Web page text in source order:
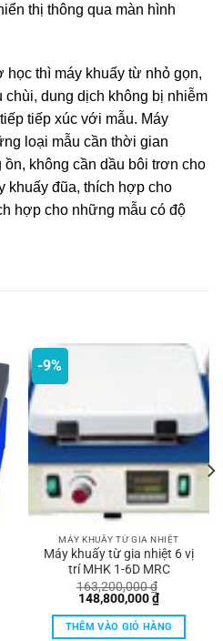
thị thông qua màn hình
thì máy khuấy từ nhỏ gọn,
chùi, dung dịch không bị nhiễm
tiếp xúc với mẫu. Máy
loại mẫu cần thời gian
ồn, không cần dầu bôi trơn cho
khuấy đũa, thích hợp cho
hợp cho những mẫu có độ
10,600,000 ₫.
-9%
MÁY KHUẤY TỪ GIA NHIỆT
Máy khuấy từ gia nhiệt 6 vị
trí MHK 1-6D MRC
163,200,000₫
Giá
là:
163,200,000 ₫.
148,800,000₫Giá
hiện
tại
là:
THÊM VÀO GIỎ HÀNG